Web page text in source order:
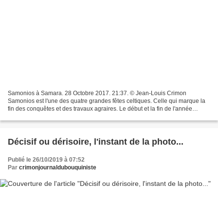
Samonios à Samara. 28 Octobre 2017. 21:37. © Jean-Louis Crimon
Samonios est l'une des quatre grandes fêtes celtiques. Celle qui marque la
fin des conquêtes et des travaux agraires. Le début et la fin de l'année
Décisif ou dérisoire, l'instant de la photo...
Publié le 26/10/2019 à 07:52
Par crimonjournaldubouquiniste